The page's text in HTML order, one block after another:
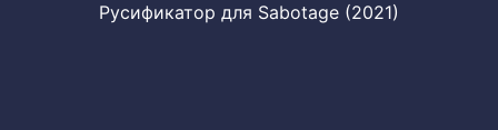
Русификатор для Sabotage (2021)